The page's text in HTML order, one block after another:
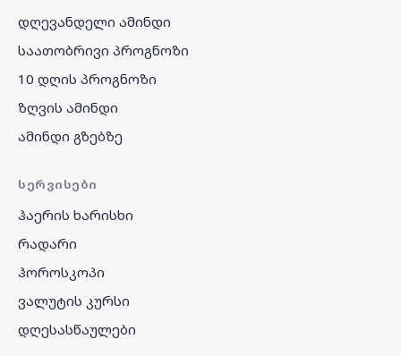
დღევანდელი ამინდი
საათობრივი პროგნოზი
10 დღის პროგნოზი
ზღვის ამინდი
ამინდი გზებზე
ᲡᲔᲠᲕᲘᲡᲔᲑᲘ
ჰაერის ხარისხი
რადარი
ჰოროსკოპი
ვალუტის კურსი
დღესასწაულები